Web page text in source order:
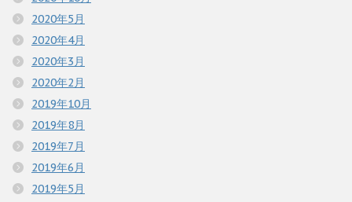
2020年5月
2020年4月
2020年3月
2020年2月
2019年10月
2019年8月
2019年7月
2019年6月
2019年5月